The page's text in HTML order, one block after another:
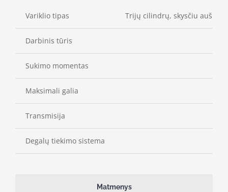
Variklio tipas Trijų cilindrų, skysčiu
Darbinis tūris
Sukimo momentas
Maksimali galia
Transmisija
Degalų tiekimo sistema
Matmenys